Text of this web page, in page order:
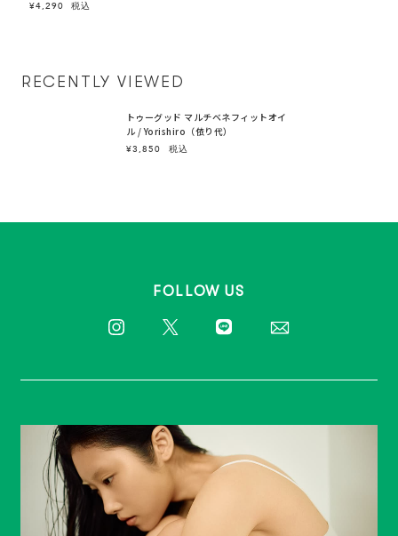
¥4,290 税込
RECENTLY VIEWED
トゥーグッド マルチベネフィットオイ
ル / Yorishiro（依り代）
¥3,850 税込
FOLLOW US